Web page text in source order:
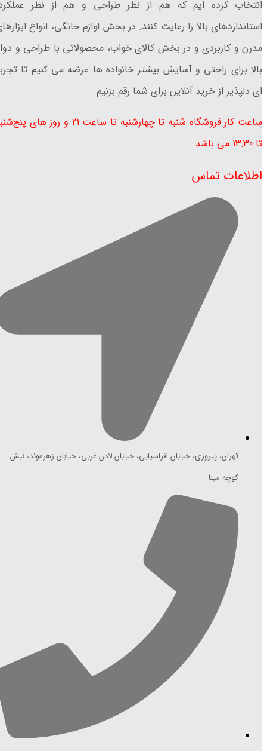
انتخاب کرده ایم که هم از نظر طراحی و هم از نظر
استانداردهای بالا را رعایت کنند. در بخش لوازم خانگی، انواع
مدرن و کاربردی و در بخش کالای خواب، محصولاتی با طراحی و
بالا برای راحتی و آسایش بیشتر خانواده ها عرضه می کنیم تا
ای دلپذیر از خرید آنلاین برای شما رقم بزنیم.
ساعت کار فروشگاه شنبه تا چهارشنبه تا ساعت 21 و روز های
تا 13:30 می باشد ​
اطلاعات تماس
تهران، پیروزی، خیابان افراسیابی، خیابان لادن غربی، خیابان زهره‌وند، نبش
کوچه مینا